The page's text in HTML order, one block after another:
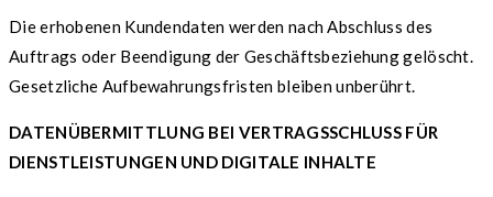
Die erhobenen Kundendaten werden nach Abschluss des
Auftrags oder Beendigung der Geschäftsbeziehung gelöscht.
Gesetzliche Aufbewahrungsfristen bleiben unberührt.
DATENÜBERMITTLUNG BEI VERTRAGSSCHLUSS FÜR
DIENSTLEISTUNGEN UND DIGITALE INHALTE